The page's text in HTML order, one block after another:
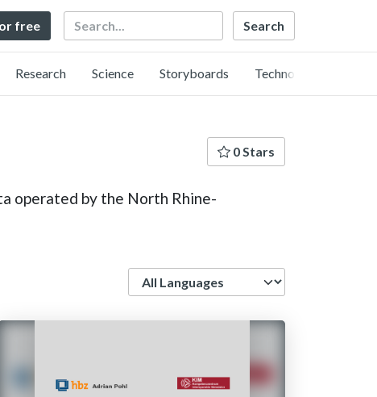
free Search
Research Science Storyboards Technology
0 Stars
operated by the North Rhine-